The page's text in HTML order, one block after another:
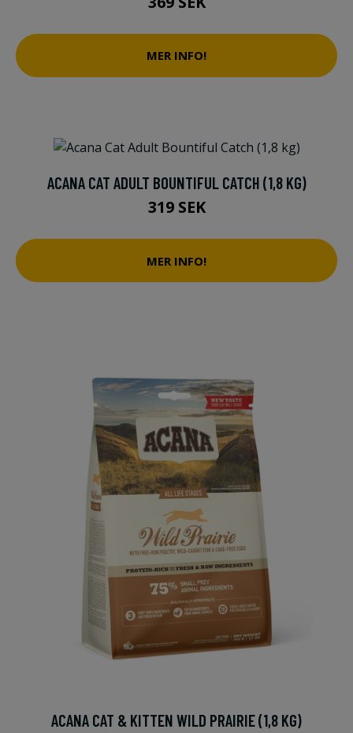
MER INFO!
ACANA CAT ADULT BOUNTIFUL CATCH (1,8 KG)
319 SEK
MER INFO!
ACANA CAT & KITTEN WILD PRAIRIE (1,8 KG)